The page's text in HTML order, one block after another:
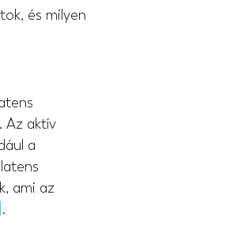
és milyen
Az aktív
a
ami az
.